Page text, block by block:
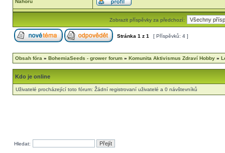
Nahoru
Zobrazit příspěvky za předchozí:
Stránka 1 z 1 [ Příspěvků: 4 ]
Obsah fóra » BohemiaSeeds - grower forum » Komunita Aktivismus Zdraví Hobby »
Kdo je online
Uživatelé procházející toto fórum: Žádní registrovaní uživatelé a 0 návštevníků
Hledat: